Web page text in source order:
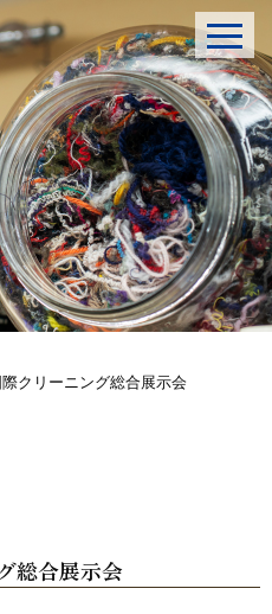
クリーニング総合展示会
総合展示会